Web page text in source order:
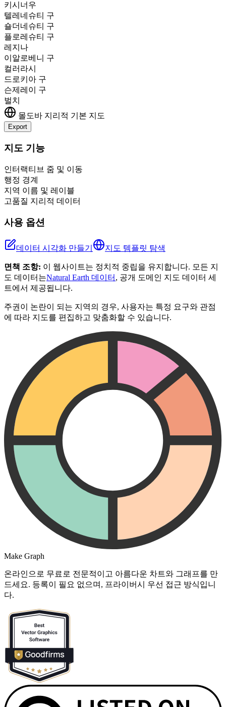
키시너우
텔레네슈티 구
숄더네슈티 구
플로레슈티 구
레지나
이알로베니 구
컬러라시
드로키아 구
슨제레이 구
벌치
몰도바 지리적 기본 지도
Export
+
지도 기능
인터랙티브 줌 및 이동
행정 경계
지역 이름 및 레이블
고품질 지리적 데이터
사용 옵션
데이터 시각화 만들기 지도 템플릿 탐색
면책 조항: 이 웹사이트는 정치적 중립을 유지합니다. 모든 지
도 데이터는Natural Earth 데이터 , 공개 도메인 지도 데이터 세
트에서 제공됩니다.
주권이 논란이 되는 지역의 경우, 사용자는 특정 요구와 관점
에 따라 지도를 편집하고 맞춤화할 수 있습니다.
Make Graph
온라인으로 무료로 전문적이고 아름다운 차트와 그래프를 만
드세요. 등록이 필요 없으며, 프라이버시 우선 접근 방식입니
다.